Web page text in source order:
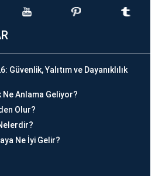
Güvenlik, Yalıtım ve Dayanıklılık
Ne Anlama Geliyor?
Olur?
Ne İyi Gelir?